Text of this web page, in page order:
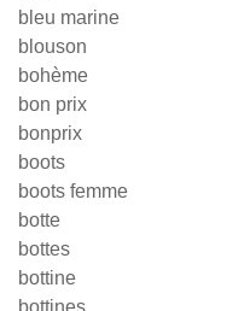
bleu marine
blouson
bohème
bon prix
bonprix
boots
boots femme
botte
bottes
bottine
bottines